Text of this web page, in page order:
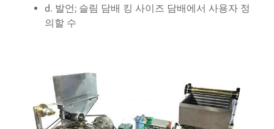
d. 발언; 슬림 담배 킹 사이즈 담배에서 사용자 정
의할 수